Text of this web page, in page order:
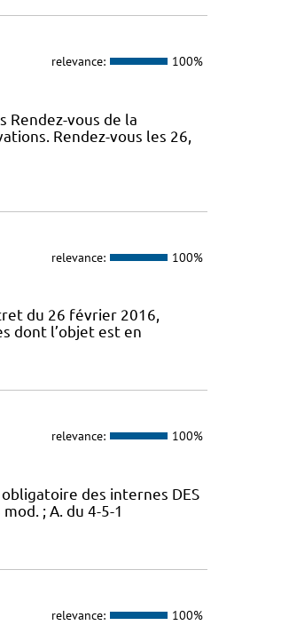
relevance: 100%
Rendez-vous de la
Rendez-vous les 26,
relevance: 100%
du 26 février 2016,
dont l’objet est en
relevance: 100%
des internes DES
; A. du 4-5-1
relevance: 100%